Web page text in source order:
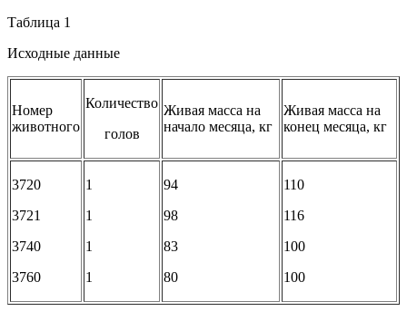
Таблица 1
Исходные данные
Номер
животного
Количество
голов
Живая масса на
начало месяца, кг
Живая масса на
конец месяца, кг
3720
3721
3740
3760
1
1
1
1
94
98
83
80
110
116
100
100